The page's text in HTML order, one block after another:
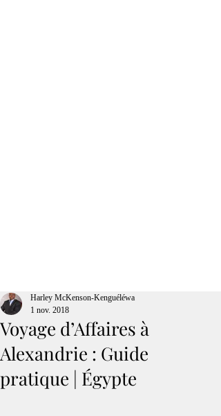
Voyage d’Affaires à
Alexandrie : Guide
pratique | Égypte
Harley McKenson-Kenguéléwa
1 nov. 2018